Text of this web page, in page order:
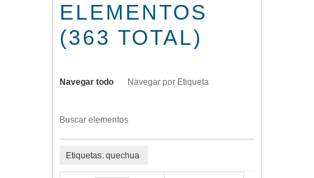
ELEMENTOS
(363 TOTAL)
Navegar todo Navegar por Etiqueta
Buscar elementos
Etiquetas: quechua